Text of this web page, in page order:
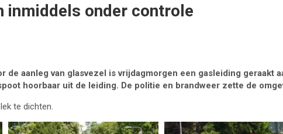
inmiddels onder controle
de aanleg van glasvezel is vrijdagmorgen een gasleiding geraakt
hoorbaar uit de leiding. De politie en brandweer zette de
te dichten.